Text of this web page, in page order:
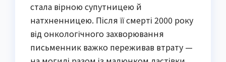
стала вірною супутницею й
натхненницею. Після її смерті 2000 року
від онкологічного захворювання
письменник важко переживав втрату —